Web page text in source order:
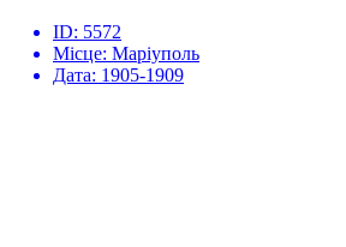
ID: 5572
Місце: Маріуполь
Дата: 1905-1909